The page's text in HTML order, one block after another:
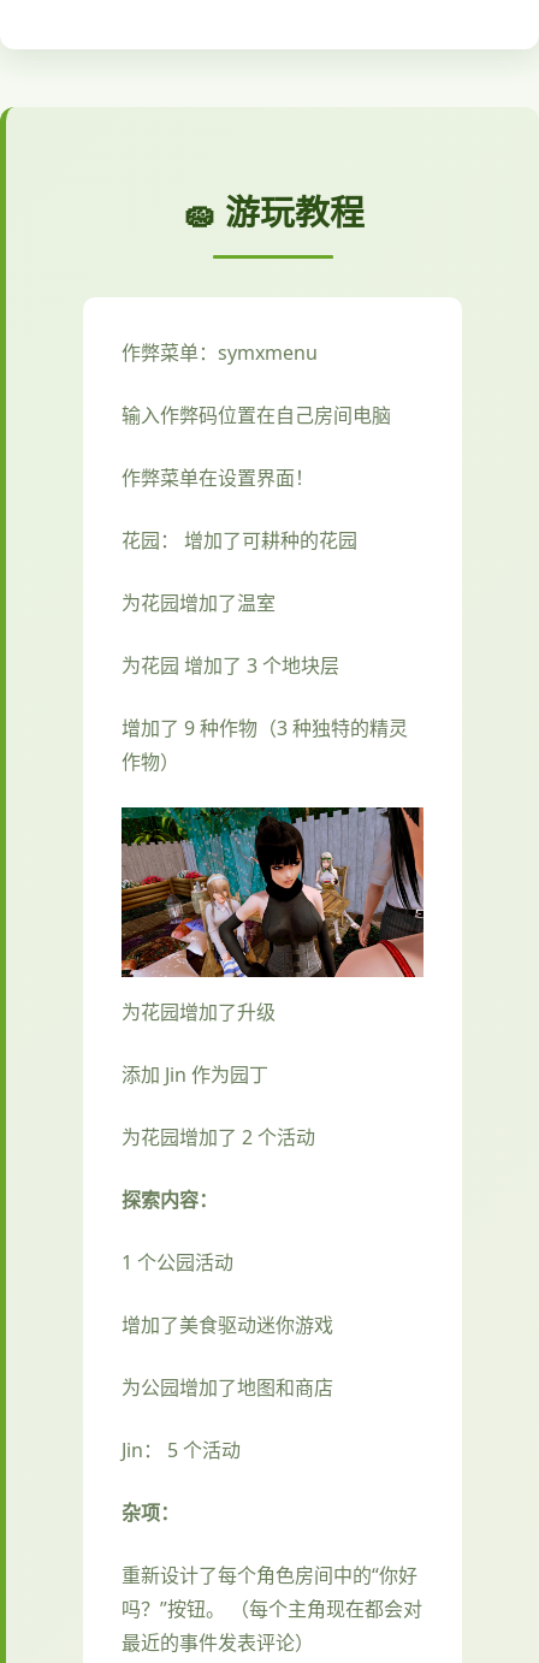
🧽 游玩教程
作弊菜单：symxmenu
输入作弊码位置在自己房间电脑
作弊菜单在设置界面！
花园： 增加了可耕种的花园
为花园增加了温室
为花园 增加了 3 个地块层
增加了 9 种作物（3 种独特的精灵
作物）
为花园增加了升级
添加 Jin 作为园丁
为花园增加了 2 个活动
探索内容：
1 个公园活动
增加了美食驱动迷你游戏
为公园增加了地图和商店
Jin： 5 个活动
杂项：
重新设计了每个角色房间中的“你好
吗？”按钮。 （每个主角现在都会对
最近的事件发表评论）